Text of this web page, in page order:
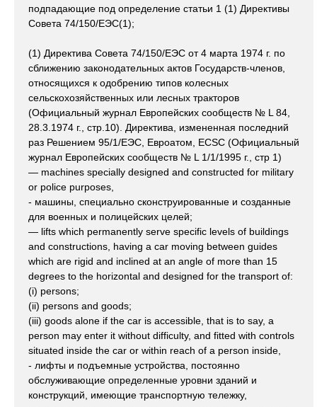
подпадающие под определение статьи 1 (1) Директивы
Совета 74/150/ЕЭС(1);
(1) Директива Совета 74/150/ЕЭС от 4 марта 1974 г. по
сближению законодательных актов Государств-членов,
относящихся к одобрению типов колесных
сельскохозяйственных или лесных тракторов
(Официальный журнал Европейских сообществ № L 84,
28.3.1974 г., стр.10). Директива, измененная последний
раз Решением 95/1/ЕЭС, Евроатом, ECSC (Официальный
журнал Европейских сообществ № L 1/1/1995 г., стр 1)
— machines specially designed and constructed for military
or police purposes,
- машины, специально сконструированные и созданные
для военных и полицейских целей;
— lifts which permanently serve specific levels of buildings
and constructions, having a car moving between guides
which are rigid and inclined at an angle of more than 15
degrees to the horizontal and designed for the transport of:
(i) persons;
(ii) persons and goods;
(iii) goods alone if the car is accessible, that is to say, a
person may enter it without difficulty, and fitted with controls
situated inside the car or within reach of a person inside,
- лифты и подъемные устройства, постоянно
обслуживающие определенные уровни зданий и
конструкций, имеющие транспортную тележку,